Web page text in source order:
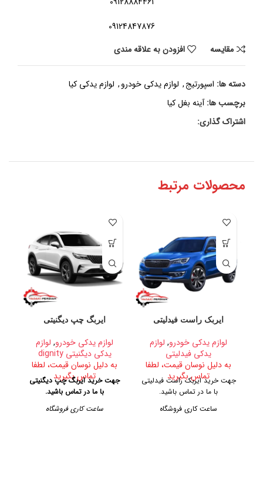
09124847876
مقايسه
افزودن به علاقه مندی
دسته ها: اسپورتیج, لوازم یدکی خودرو, لوازم یدکی کیا
برچسب ها: آینه بغل کیا
اشتراک گذاری:
محصولات مرتبط
ایربک راست فیدلیتی
لوازم یدکی خودرو, لوازم
یدکی فیدلیتی
به دلیل نوسان قیمت، لطفا
تماس بگیرید
جهت خرید ایربک راست فیدلیتی
با ما در تماس باشید.
ساعت کاری فروشگاه
ایربگ چپ دیگنیتی
لوازم یدکی خودرو, لوازم
یدکی دیگنیتی dignity
به دلیل نوسان قیمت، لطفا
تماس بگیرید
جهت خرید ایربگ چپ دیگنیتی
با ما در تماس باشید.
ساعت کاری فروشگاه